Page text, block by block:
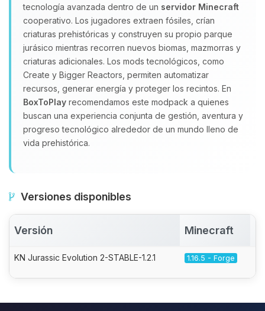
tecnología avanzada dentro de un servidor Minecraft
cooperativo. Los jugadores extraen fósiles, crían
criaturas prehistóricas y construyen su propio parque
jurásico mientras recorren nuevos biomas, mazmorras y
criaturas adicionales. Los mods tecnológicos, como
Create y Bigger Reactors, permiten automatizar
recursos, generar energía y proteger los recintos. En
BoxToPlay recomendamos este modpack a quienes
buscan una experiencia conjunta de gestión, aventura y
progreso tecnológico alrededor de un mundo lleno de
vida prehistórica.
Versiones disponibles
Versión Minecraft
KN Jurassic Evolution 2-STABLE-1.2.1 1.16.5 - Forge